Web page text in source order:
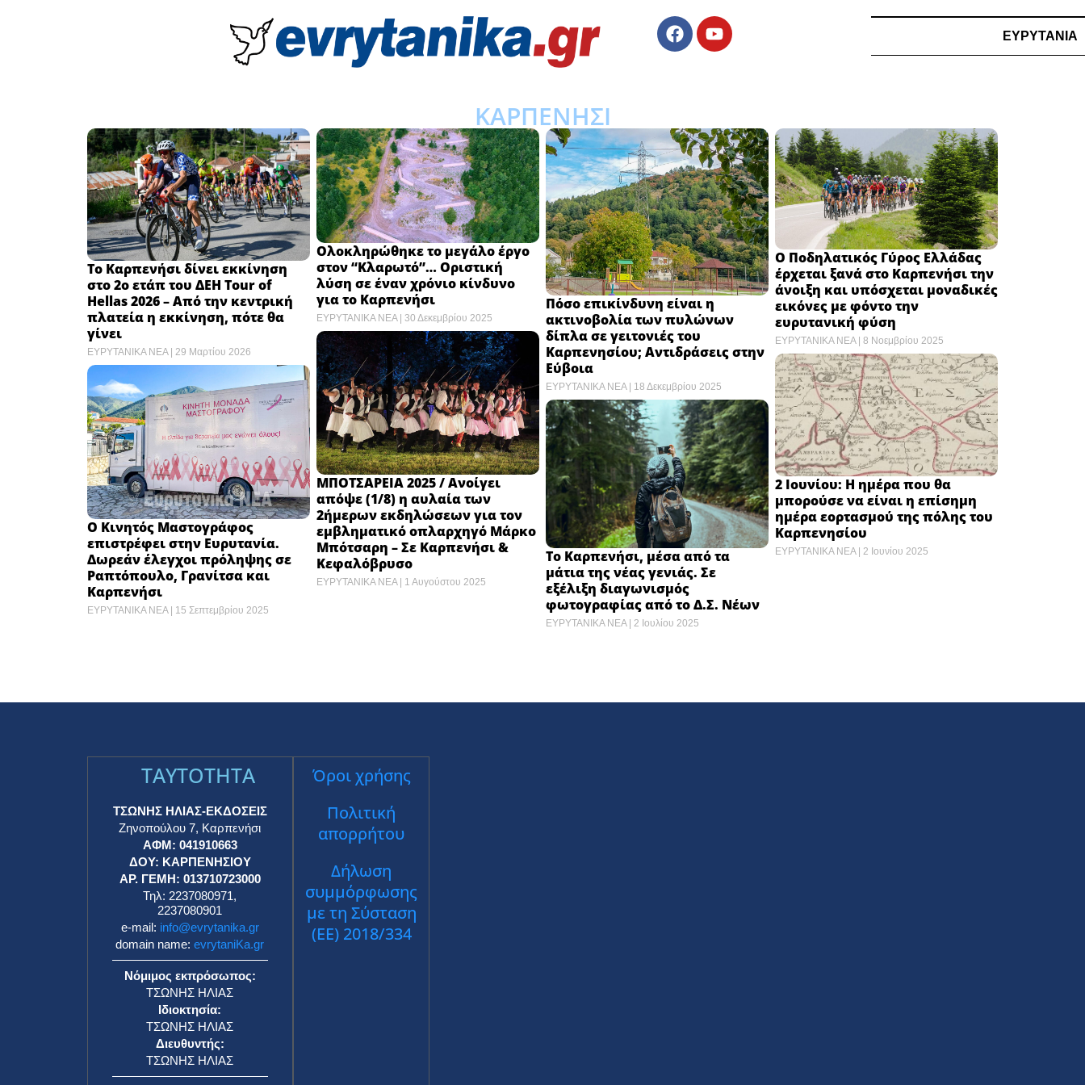
ΕΥΡΥΤΑΝΙΑ
ΚΑΡΠΕΝΗΣΙ
Το Καρπενήσι δίνει εκκίνηση
στο 2ο ετάπ του ΔΕΗ Tour of
Hellas 2026 – Από την κεντρική
πλατεία η εκκίνηση, πότε θα
γίνει
ΕΥΡΥΤΑΝΙΚΑ ΝΕΑ 29 Μαρτίου 2026
Ολοκληρώθηκε το μεγάλο έργο
στον “Κλαρωτό”… Οριστική
λύση σε έναν χρόνιο κίνδυνο
για το Καρπενήσι
ΕΥΡΥΤΑΝΙΚΑ ΝΕΑ 30 Δεκεμβρίου 2025
Πόσο επικίνδυνη είναι η
ακτινοβολία των πυλώνων
δίπλα σε γειτονιές του
Καρπενησίου; Αντιδράσεις στην
Εύβοια
ΕΥΡΥΤΑΝΙΚΑ ΝΕΑ 18 Δεκεμβρίου 2025
Ο Ποδηλατικός Γύρος Ελλάδας
έρχεται ξανά στο Καρπενήσι την
άνοιξη και υπόσχεται μοναδικές
εικόνες με φόντο την
ευρυτανική φύση
ΕΥΡΥΤΑΝΙΚΑ ΝΕΑ 8 Νοεμβρίου 2025
Ο Κινητός Μαστογράφος
επιστρέφει στην Ευρυτανία.
Δωρεάν έλεγχοι πρόληψης σε
Ραπτόπουλο, Γρανίτσα και
Καρπενήσι
ΕΥΡΥΤΑΝΙΚΑ ΝΕΑ 15 Σεπτεμβρίου 2025
ΜΠΟΤΣΑΡΕΙΑ 2025 / Ανοίγει
απόψε (1/8) η αυλαία των
2ήμερων εκδηλώσεων για τον
εμβληματικό οπλαρχηγό Μάρκο
Μπότσαρη – Σε Καρπενήσι &
Κεφαλόβρυσο
ΕΥΡΥΤΑΝΙΚΑ ΝΕΑ 1 Αυγούστου 2025
Το Καρπενήσι, μέσα από τα
μάτια της νέας γενιάς. Σε
εξέλιξη διαγωνισμός
φωτογραφίας από το Δ.Σ. Νέων
ΕΥΡΥΤΑΝΙΚΑ ΝΕΑ 2 Ιουλίου 2025
2 Ιουνίου: Η ημέρα που θα
μπορούσε να είναι η επίσημη
ημέρα εορτασμού της πόλης του
Καρπενησίου
ΕΥΡΥΤΑΝΙΚΑ ΝΕΑ 2 Ιουνίου 2025
TAYTOTHTA
ΤΣΩΝΗΣ ΗΛΙΑΣ-ΕΚΔΟΣΕΙΣ
Ζηνοπούλου 7, Καρπενήσι
ΑΦΜ: 041910663
ΔΟΥ: ΚΑΡΠΕΝΗΣΙΟΥ
ΑΡ. ΓΕΜΗ: 013710723000
Τηλ: 2237080971,
2237080901
e-mail: info@evrytanika.gr
domain name:evrytaniKa.gr
Νόμιμος εκπρόσωπος:
ΤΣΩΝΗΣ ΗΛΙΑΣ
Ιδιοκτησία:
ΤΣΩΝΗΣ ΗΛΙΑΣ
Διευθυντής:
ΤΣΩΝΗΣ ΗΛΙΑΣ
Όροι χρήσης
Πολιτική
απορρήτου
Δήλωση
συμμόρφωσης
με τη Σύσταση
(ΕΕ) 2018/334